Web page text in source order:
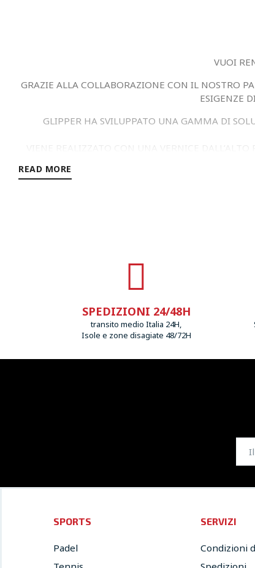
VUOI
GRAZIE ALLA COLLABORAZIONE CON IL NOSTRO
ESIGENZE
GLIPPER HA SVILUPPATO UNA GAMMA DI
READ MORE
SPEDIZIONI 24/48H
transito medio Italia 24H,
Isole e zone disagiate 48/72H
SPORTS
Padel
SERVIZI
Condizioni